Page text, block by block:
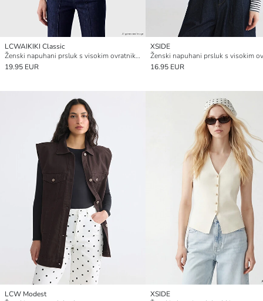
LCWAIKIKI Classic
Ženski napuhani prsluk s visokim ovratnikom
19.95 EUR
XSIDE
16.95 EUR
LCW Modest
XSIDE